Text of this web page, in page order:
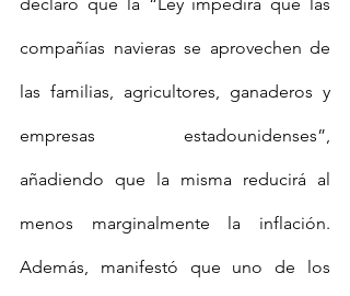
compañías navieras se aprovechen de
las familias, agricultores, ganaderos y
empresas estadounidenses”,
añadiendo que la misma reducirá al
menos marginalmente la inflación.
Además, manifestó que uno de los